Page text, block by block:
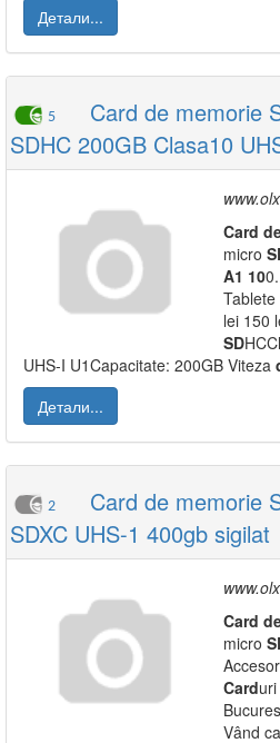
Детали...
5
Card de memorie
SDHC 200GB Clasa10
Card
micro
A1 10
Tablete
lei 150
SD
UHS-I U1Capacitate: 200GB Viteza
Детали...
2
Card de memorie
SDXC UHS-1 400gb sigilat
Card
micro
Carduri
Vând